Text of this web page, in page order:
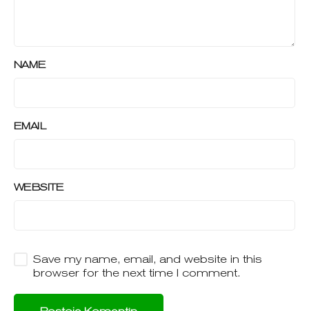
NAME
EMAIL
WEBSITE
Save my name, email, and website in this
browser for the next time I comment.